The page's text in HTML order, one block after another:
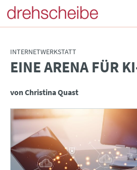
INTERNETWERKSTATT
:EINE ARENA FÜR
von Christina Quast